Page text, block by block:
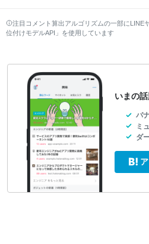
注目コメント算出アルゴリズムの一部にLINE
位付けモデルAPI」を使用しています
いまの
バ
ミ
ダ